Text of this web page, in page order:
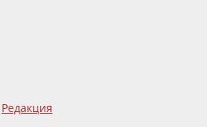
Редакция